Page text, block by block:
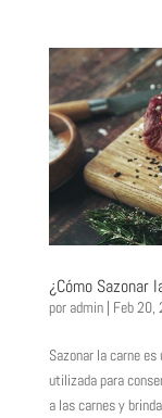
¿Cómo Sazonar
por admin| Feb 20,
Sazonar la carne
utilizada para
a las carnes y